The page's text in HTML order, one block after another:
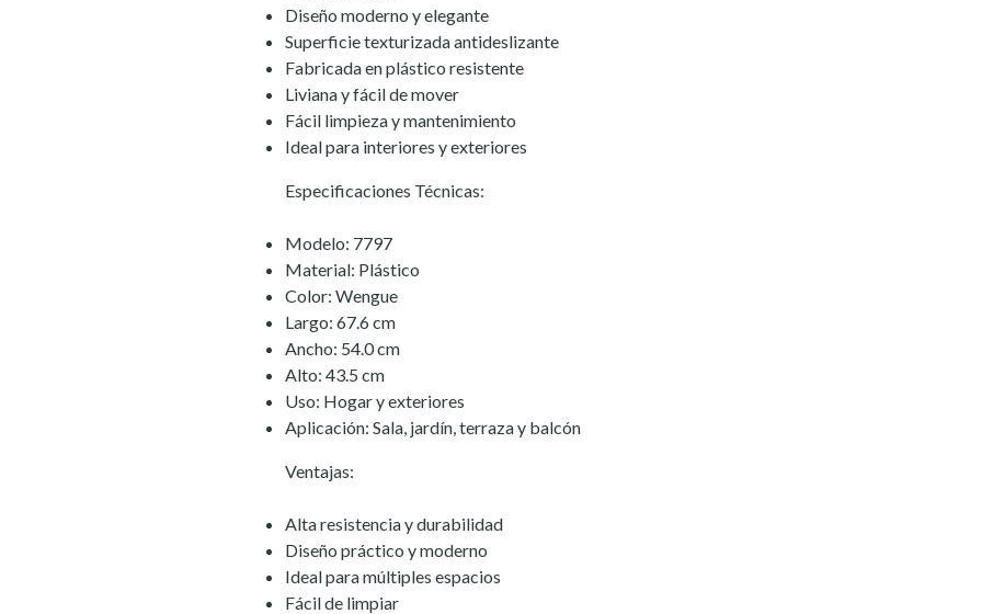
Diseño moderno y elegante
Superficie texturizada antideslizante
Fabricada en plástico resistente
Liviana y fácil de mover
Fácil limpieza y mantenimiento
Ideal para interiores y exteriores
Especificaciones Técnicas:
Modelo: 7797
Material: Plástico
Color: Wengue
Largo: 67.6 cm
Ancho: 54.0 cm
Alto: 43.5 cm
Uso: Hogar y exteriores
Aplicación: Sala, jardín, terraza y balcón
Ventajas:
Alta resistencia y durabilidad
Diseño práctico y moderno
Ideal para múltiples espacios
Fácil de limpiar